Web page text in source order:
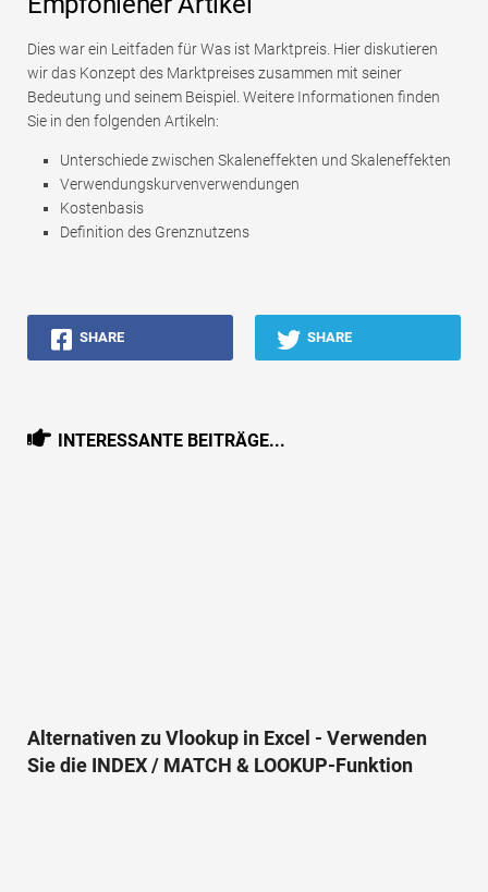
Dies war ein Leitfaden für Was ist Marktpreis. Hier diskutieren
wir das Konzept des Marktpreises zusammen mit seiner
Bedeutung und seinem Beispiel. Weitere Informationen finden
Sie in den folgenden Artikeln:
Unterschiede zwischen Skaleneffekten und Skaleneffekten
Verwendungskurvenverwendungen
Kostenbasis
Definition des Grenznutzens
SHARE SHARE
INTERESSANTE BEITRÄGE...
Alternativen zu Vlookup in Excel - Verwenden
Sie die INDEX / MATCH & LOOKUP-Funktion